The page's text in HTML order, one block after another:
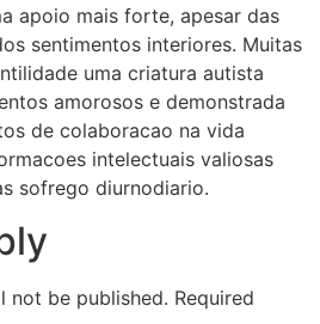
apoio mais forte, apesar das
sentimentos interiores. Muitas
uma criatura autista
amorosos e demonstrada
de colaboracao na vida
intelectuais valiosas
sofrego diurnodiario.
not be published. Required